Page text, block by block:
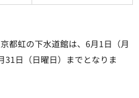
都虹の下水道館は、6月1日（月
31日（日曜日）までとなりま